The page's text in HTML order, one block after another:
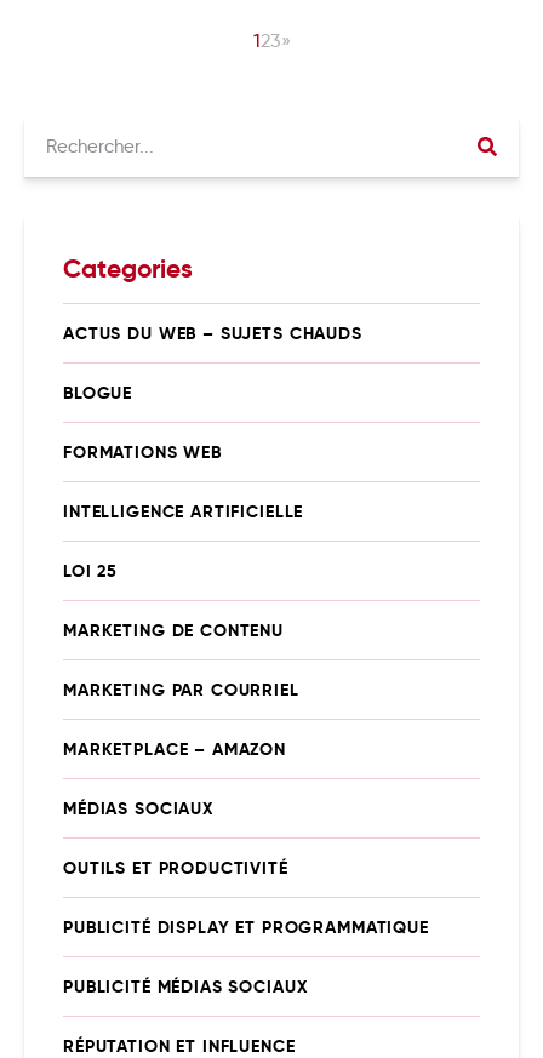
rendre votre campagne performante. Et ce n'est […]
123»
Categories
ACTUS DU WEB – SUJETS CHAUDS
BLOGUE
FORMATIONS WEB
INTELLIGENCE ARTIFICIELLE
LOI 25
MARKETING DE CONTENU
MARKETING PAR COURRIEL
MARKETPLACE – AMAZON
MÉDIAS SOCIAUX
OUTILS ET PRODUCTIVITÉ
PUBLICITÉ DISPLAY ET PROGRAMMATIQUE
PUBLICITÉ MÉDIAS SOCIAUX
RÉPUTATION ET INFLUENCE